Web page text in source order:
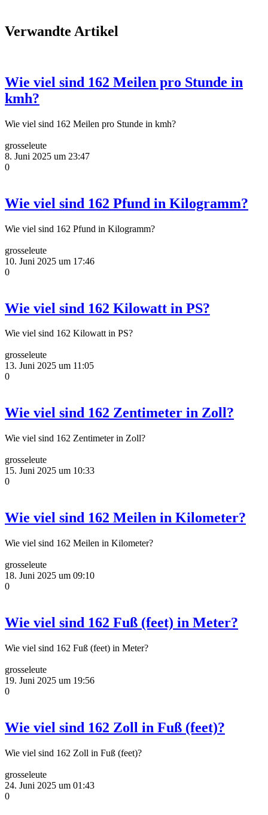
Verwandte Artikel
Wie viel sind 162 Meilen pro Stunde in
kmh?
Wie viel sind 162 Meilen pro Stunde in kmh?
grosseleute
8. Juni 2025 um 23:47
0
Wie viel sind 162 Pfund in Kilogramm?
Wie viel sind 162 Pfund in Kilogramm?
grosseleute
10. Juni 2025 um 17:46
0
Wie viel sind 162 Kilowatt in PS?
Wie viel sind 162 Kilowatt in PS?
grosseleute
13. Juni 2025 um 11:05
0
Wie viel sind 162 Zentimeter in Zoll?
Wie viel sind 162 Zentimeter in Zoll?
grosseleute
15. Juni 2025 um 10:33
0
Wie viel sind 162 Meilen in Kilometer?
Wie viel sind 162 Meilen in Kilometer?
grosseleute
18. Juni 2025 um 09:10
0
Wie viel sind 162 Fuß (feet) in Meter?
Wie viel sind 162 Fuß (feet) in Meter?
grosseleute
19. Juni 2025 um 19:56
0
Wie viel sind 162 Zoll in Fuß (feet)?
Wie viel sind 162 Zoll in Fuß (feet)?
grosseleute
24. Juni 2025 um 01:43
0